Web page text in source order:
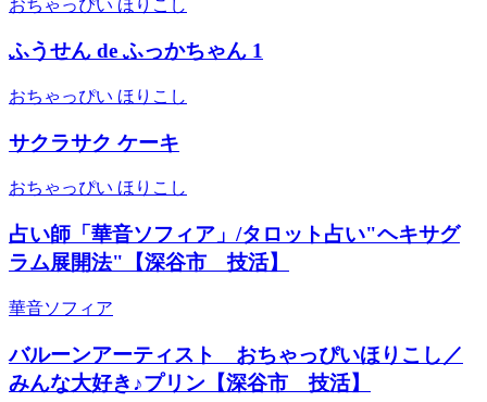
おちゃっぴい ほりこし
ふうせん de ふっかちゃん 1
おちゃっぴい ほりこし
サクラサク ケーキ
おちゃっぴい ほりこし
占い師「華音ソフィア」/タロット占い"ヘキサグ
ラム展開法"【深谷市 技活】
華音ソフィア
バルーンアーティスト おちゃっぴいほりこし／
みんな大好き♪プリン【深谷市 技活】